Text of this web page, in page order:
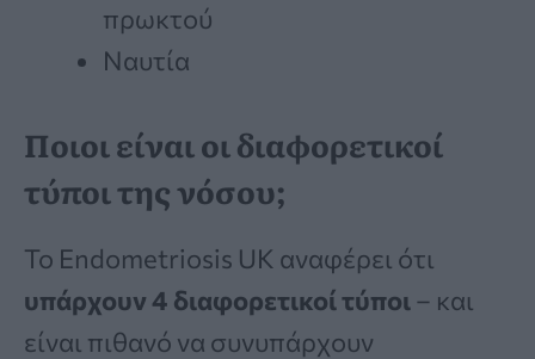
πρωκτού
Ναυτία
Ποιοι είναι οι διαφορετικοί
τύποι της νόσου;
Το Endometriosis UK αναφέρει ότι
υπάρχουν 4 διαφορετικοί τύποι– και
είναι πιθανό να συνυπάρχουν